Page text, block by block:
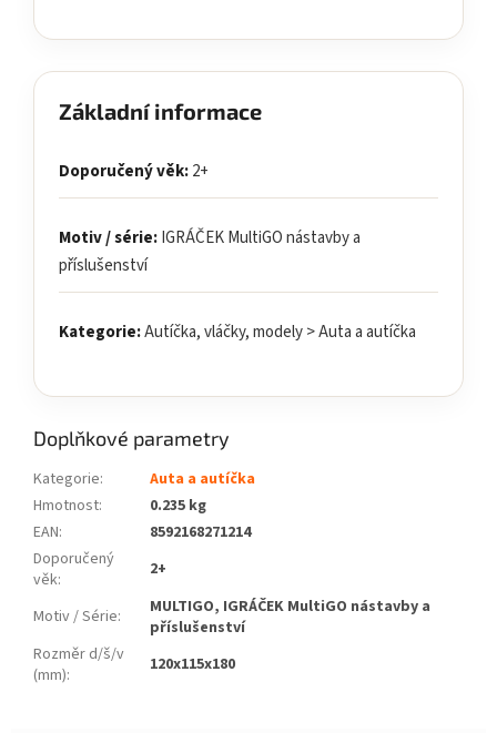
Základní informace
Doporučený věk:2+
Motiv / série:IGRÁČEK MultiGO nástavby a
příslušenství
Kategorie:Autíčka, vláčky, modely > Auta a autíčka
Doplňkové parametry
Kategorie:
Auta a autíčka
Hmotnost:
0.235 kg
EAN:
8592168271214
Doporučený
věk: 2+
Motiv / Série:
MULTIGO, IGRÁČEK MultiGO nástavby a
příslušenství
Rozměr d/š/v
(mm): 120x115x180